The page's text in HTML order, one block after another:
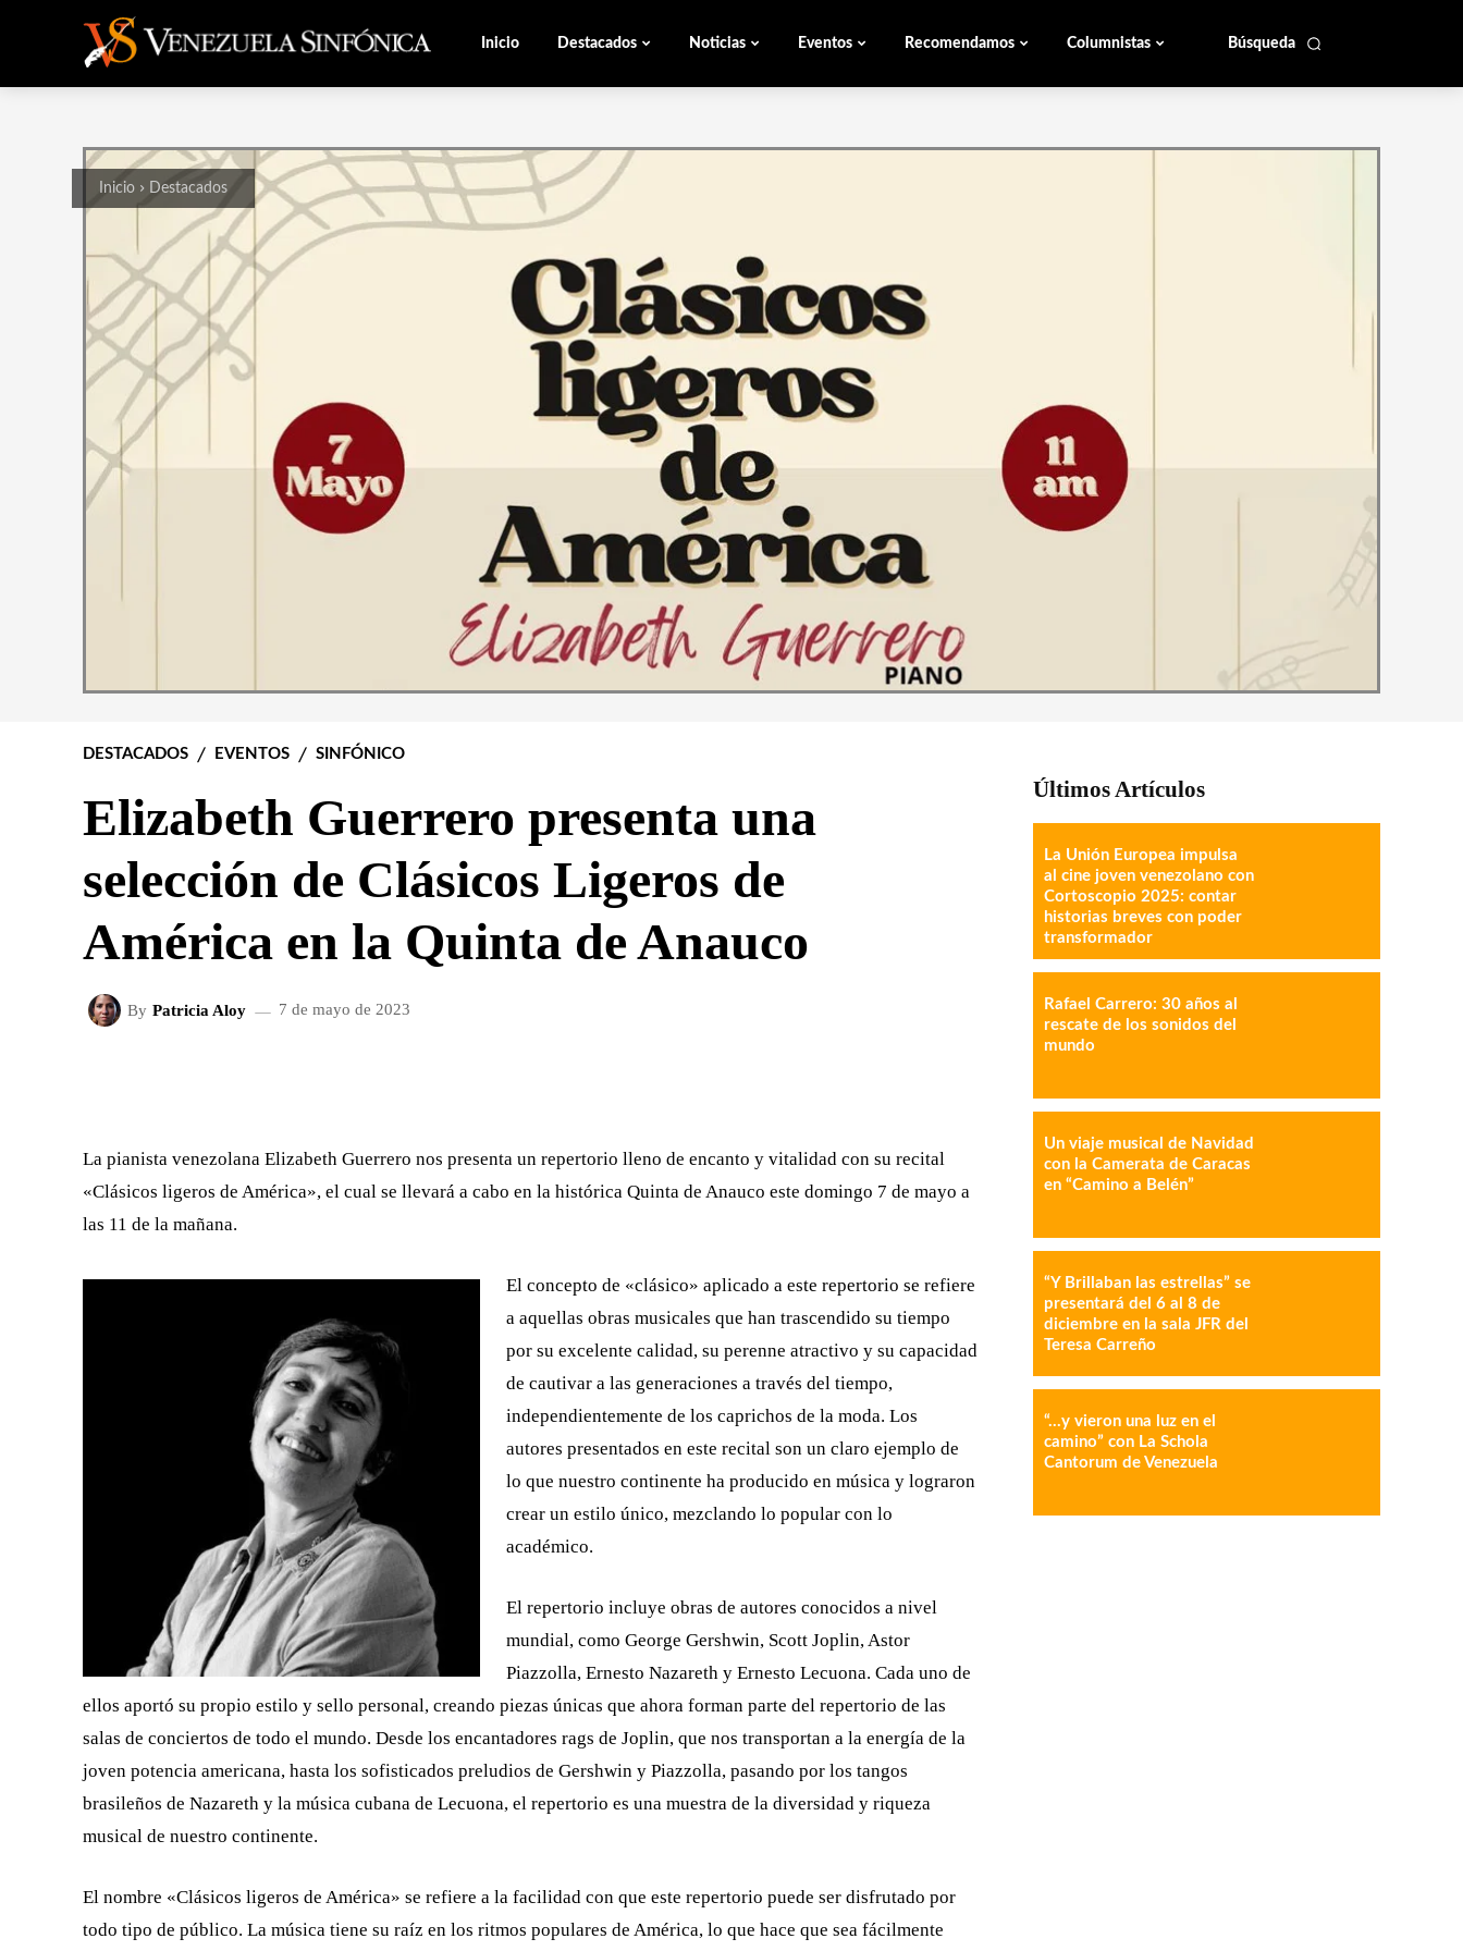
Búsqueda
Inicio Destacados Noticias Eventos Recomendamos Columnistas
Inicio Destacados
DESTACADOS EVENTOS SINFÓNICO
Elizabeth Guerrero presenta una
selección de Clásicos Ligeros de
América en la Quinta de Anauco
By Patricia Aloy 7 de mayo de 2023
La pianista venezolana Elizabeth Guerrero nos presenta un repertorio lleno de encanto y vitalidad con su recital
«Clásicos ligeros de América», el cual se llevará a cabo en la histórica Quinta de Anauco este domingo 7 de mayo a
las 11 de la mañana.
El concepto de «clásico» aplicado a este repertorio se refiere
a aquellas obras musicales que han trascendido su tiempo
por su excelente calidad, su perenne atractivo y su capacidad
de cautivar a las generaciones a través del tiempo,
independientemente de los caprichos de la moda. Los
autores presentados en este recital son un claro ejemplo de
lo que nuestro continente ha producido en música y lograron
crear un estilo único, mezclando lo popular con lo
académico.
El repertorio incluye obras de autores conocidos a nivel
mundial, como George Gershwin, Scott Joplin, Astor
Piazzolla, Ernesto Nazareth y Ernesto Lecuona. Cada uno de
ellos aportó su propio estilo y sello personal, creando piezas únicas que ahora forman parte del repertorio de las
salas de conciertos de todo el mundo. Desde los encantadores rags de Joplin, que nos transportan a la energía de la
joven potencia americana, hasta los sofisticados preludios de Gershwin y Piazzolla, pasando por los tangos
brasileños de Nazareth y la música cubana de Lecuona, el repertorio es una muestra de la diversidad y riqueza
musical de nuestro continente.
El nombre «Clásicos ligeros de América» se refiere a la facilidad con que este repertorio puede ser disfrutado por
todo tipo de público. La música tiene su raíz en los ritmos populares de América, lo que hace que sea fácilmente
Últimos Artículos
La Unión Europea impulsa
al cine joven venezolano con
Cortoscopio 2025: contar
historias breves con poder
transformador
Rafael Carrero: 30 años al
rescate de los sonidos del
mundo
Un viaje musical de Navidad
con la Camerata de Caracas
en “Camino a Belén”
“Y Brillaban las estrellas” se
presentará del 6 al 8 de
diciembre en la sala JFR del
Teresa Carreño
“…y vieron una luz en el
camino” con La Schola
Cantorum de Venezuela